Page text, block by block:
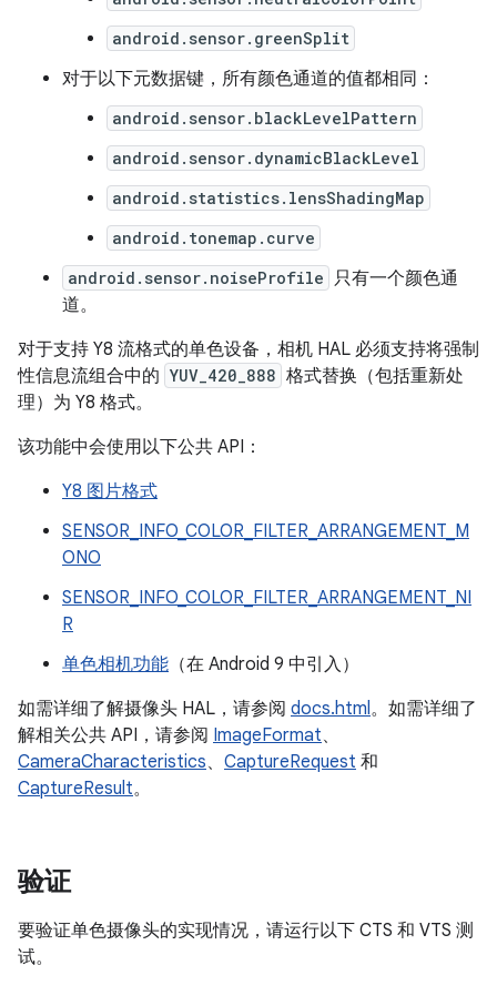
android.sensor.greenSplit
对于以下元数据键，所有颜色通道的值都相同：
android.sensor.blackLevelPattern
android.sensor.dynamicBlackLevel
android.statistics.lensShadingMap
android.tonemap.curve
android.sensor.noiseProfile 只有一个颜色通
道。
对于支持 Y8 流格式的单色设备，相机 HAL 必须支持将强制
性信息流组合中的 YUV_420_888 格式替换（包括重新处
理）为 Y8 格式。
该功能中会使用以下公共 API：
Y8 图片格式
SENSOR_INFO_COLOR_FILTER_ARRANGEMENT_M
ONO
SENSOR_INFO_COLOR_FILTER_ARRANGEMENT_NI
R
单色相机功能 （在 Android 9 中引入）
如需详细了解摄像头 HAL，请参阅 docs.html。如需详细了
解相关公共 API，请参阅 ImageFormat、
CameraCharacteristics、 CaptureRequest 和
CaptureResult。
验证
要验证单色摄像头的实现情况，请运行以下 CTS 和 VTS 测
试。